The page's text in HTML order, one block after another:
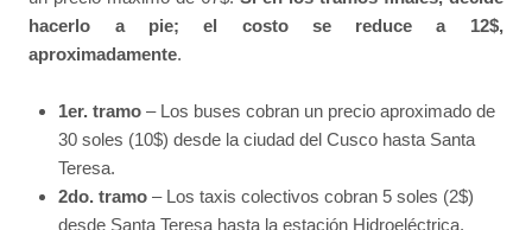
hacerlo a pie; el costo se reduce a 12$,
aproximadamente.
1er. tramo– Los buses cobran un precio aproximado de
30 soles (10$) desde la ciudad del Cusco hasta Santa
Teresa.
2do. tramo– Los taxis colectivos cobran 5 soles (2$)
desde Santa Teresa hasta la estación Hidroeléctrica.